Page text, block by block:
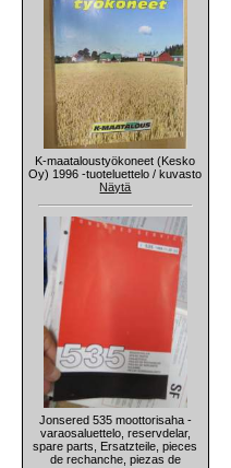
K-maataloustyökoneet (Kesko
Oy) 1996 -tuoteluettelo / kuvasto
Näytä
Jonsered 535 moottorisaha -
varaosaluettelo, reservdelar,
spare parts, Ersatzteile, pieces
de rechanche, piezas de